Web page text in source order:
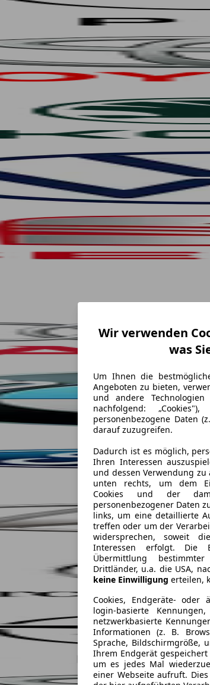
Wir verwenden
was
Um Ihnen die
Angeboten zu bieten,
und andere
nachfolgend:
personenbezogene Daten
darauf zuzugreifen.
Dadurch ist es möglich,
Ihren Interessen
und dessen Verwendung
unten rechts, um dem
Cookies und der
personenbezogener Daten
links, um eine detaillierte
treffen oder um der
widersprechen, soweit
Interessen erfolgt. Die
Übermittlung
Drittländer, u.a. die USA,
keine Einwilligung erteilen,
Cookies, Endgeräte- oder
login-basierte
netzwerkbasierte
Informationen (z. B.
Sprache, Bildschirmgröße,
Ihrem Endgerät
um es jedes Mal
einer Webseite aufruft.